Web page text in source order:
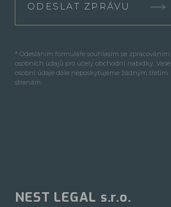
ODESLAT ZPRÁVU
* Odesláním formuláře souhlasím se zpracováním
osobních údajů pro účely obchodní nabídky. Vaše
osobní údaje dále neposkytujeme žádným třetím
stranám.
NEST LEGAL s.r.o.